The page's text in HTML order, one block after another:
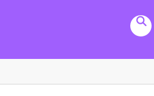
cô bị kẻ thù của ba mình bắt cóc,